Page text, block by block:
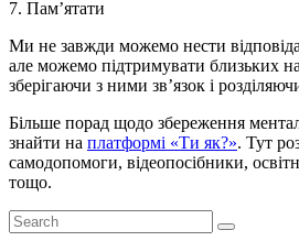
7. Пам’ятати
Ми не завжди можемо нести
але можемо підтримувати близьких
зберігаючи з ними зв’язок і
Більше порад щодо збереження
знайти на платформі «Ти як?». Тут
самодопомоги, відеопосібники,
тощо.